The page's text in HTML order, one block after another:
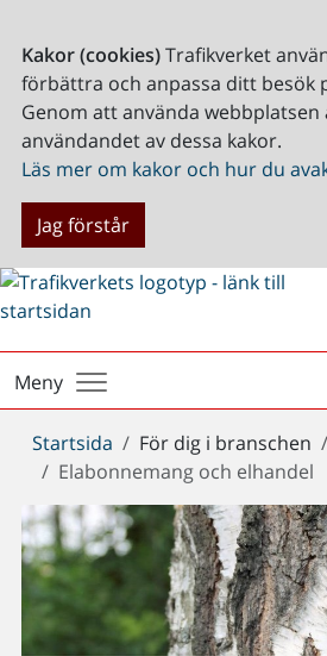
Kakor (cookies)Trafikverket
förbättra och anpassa ditt besök
Genom att använda
användandet av dessa kakor.
Läs mer om kakor och hur du
Jag förstår
Meny
Du
är
här:
Startsida För dig i branschen
Elabonnemang och elhandel